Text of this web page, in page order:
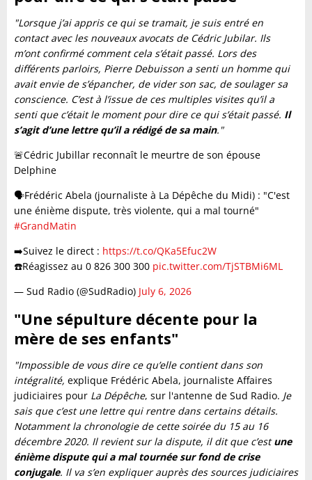
"Lorsque j’ai appris ce qui se tramait, je suis entré en
contact avec les nouveaux avocats de Cédric Jubilar. Ils
m’ont confirmé comment cela s’était passé. Lors des
différents parloirs, Pierre Debuisson a senti un homme qui
avait envie de s’épancher, de vider son sac, de soulager sa
conscience. C’est à l’issue de ces multiples visites qu’il a
senti que c’était le moment pour dire ce qui s’était passé. Il
s’agit d’une lettre qu’il a rédigé de sa main."
🚨Cédric Jubillar reconnaît le meurtre de son épouse
Delphine
🗣️Frédéric Abela (journaliste à La Dépêche du Midi) : "C'est
une énième dispute, très violente, qui a mal tourné"
#GrandMatin
➡️Suivez le direct : https://t.co/QKa5Efuc2W
☎️Réagissez au 0 826 300 300 pic.twitter.com/TjSTBMi6ML
— Sud Radio (@SudRadio) July 6, 2026
"Une sépulture décente pour la
mère de ses enfants"
"Impossible de vous dire ce qu’elle contient dans son
intégralité, explique Frédéric Abela, journaliste Affaires
judiciaires pour La Dépêche, sur l'antenne de Sud Radio. Je
sais que c’est une lettre qui rentre dans certains détails.
Notamment la chronologie de cette soirée du 15 au 16
décembre 2020. Il revient sur la dispute, il dit que c’estune
énième dispute qui a mal tournée sur fond de crise
conjugale. Il va s’en expliquer auprès des sources judiciaires